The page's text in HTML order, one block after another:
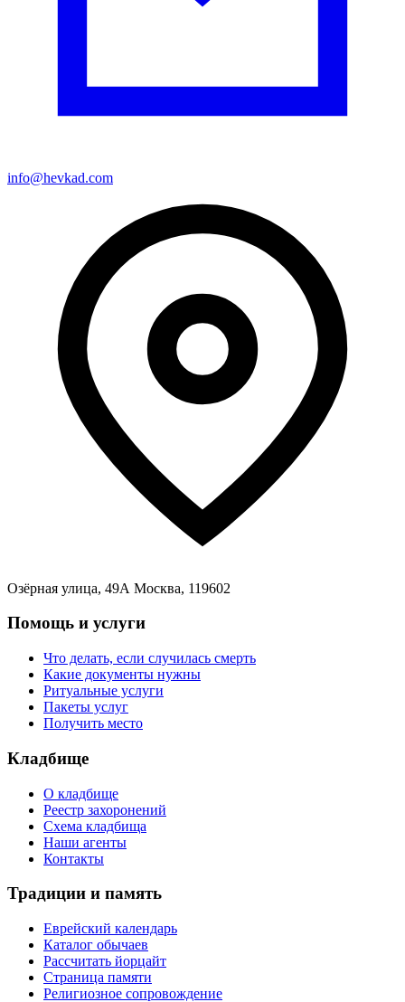
info@hevkad.com
Озёрная улица, 49А Москва, 119602
Помощь и услуги
Что делать, если случилась смерть
Какие документы нужны
Ритуальные услуги
Пакеты услуг
Получить место
Кладбище
О кладбище
Реестр захоронений
Схема кладбища
Наши агенты
Контакты
Традиции и память
Еврейский календарь
Каталог обычаев
Рассчитать йорцайт
Страница памяти
Религиозное сопровождение